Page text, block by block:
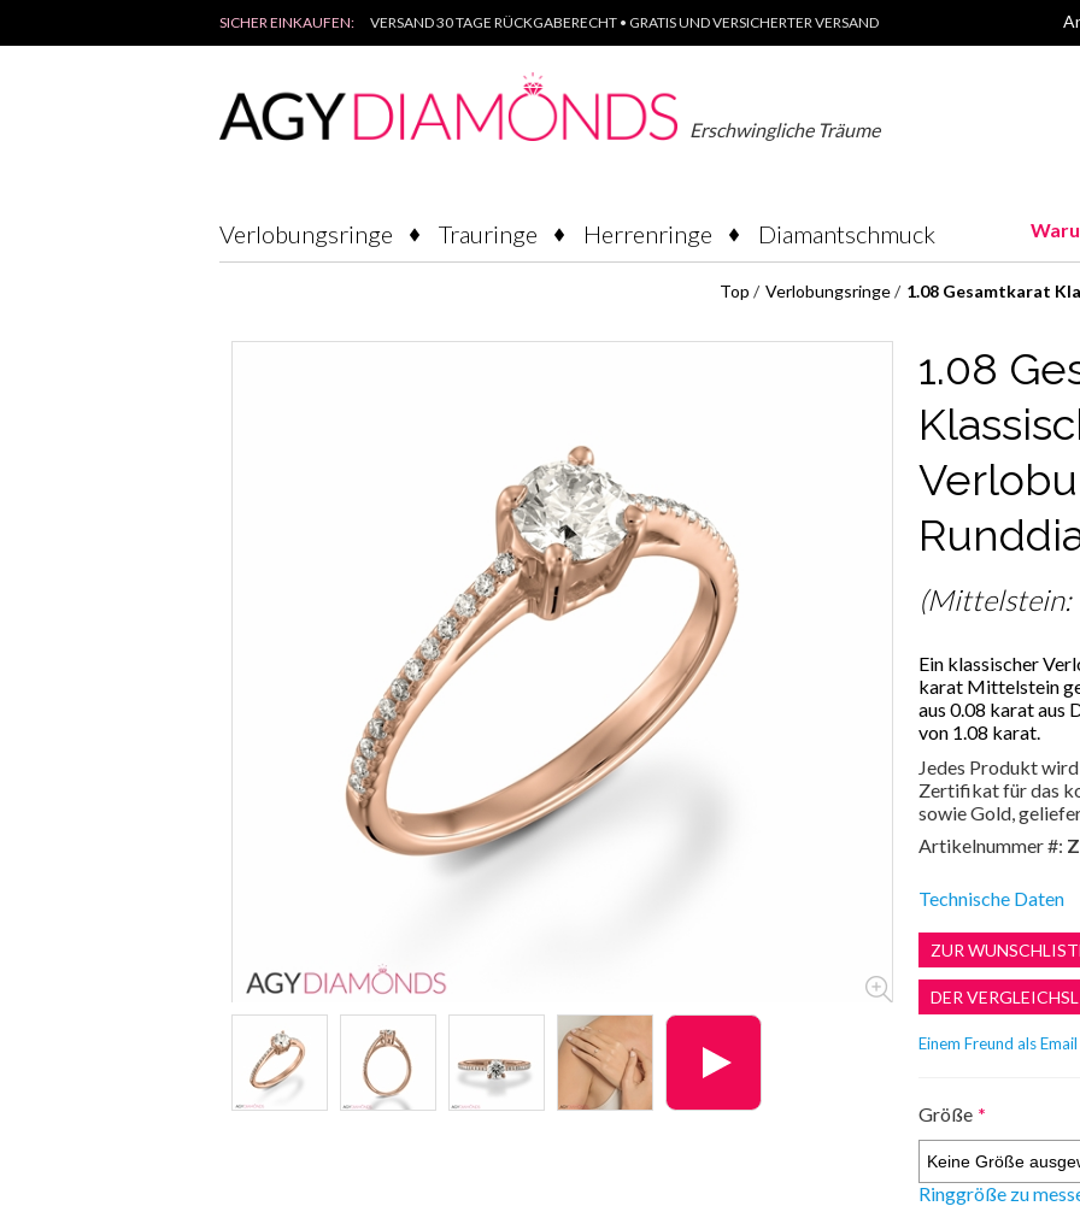
SICHER EINKAUFEN: VERSAND 30 TAGE RÜCKGABERECHT • GRATIS UND VERSICHERTER VERSAND
Erschwingliche Träume
Verlobungsringe Trauringe Herrenringe Diamantschmuck
Top / Verlobungsringe/ 1.08 Gesamtkarat
1.08
(Mittelstein:
Ein klassischer
karat Mittelstein
aus 0.08 karat aus
von 1.08 karat.
Jedes Produkt
Zertifikat für das
sowie Gold,
Artikelnummer #:
Technische Daten
Größe *
Ringgröße zu